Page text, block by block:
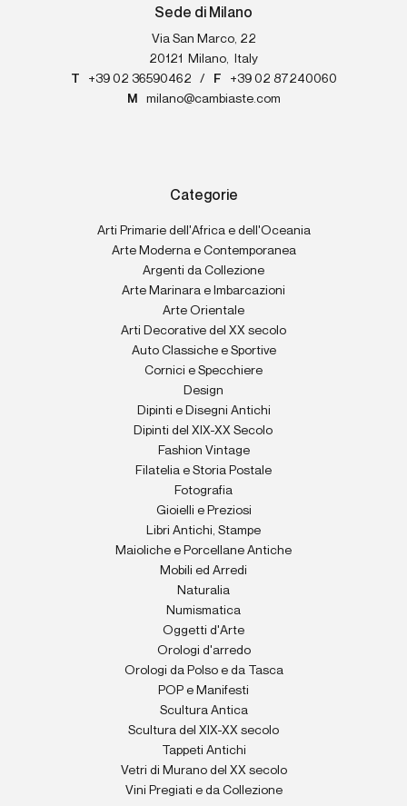
Sede di Milano
Via San Marco, 22
20121
Milano,
Italy
T
+39 02 36590462 / F
+39 02 87240060
M
milano@cambiaste.com
Categorie
Arti Primarie dell'Africa e dell'Oceania
Arte Moderna e Contemporanea
Argenti da Collezione
Arte Marinara e Imbarcazioni
Arte Orientale
Arti Decorative del XX secolo
Auto Classiche e Sportive
Cornici e Specchiere
Design
Dipinti e Disegni Antichi
Dipinti del XIX-XX Secolo
Fashion Vintage
Filatelia e Storia Postale
Fotografia
Gioielli e Preziosi
Libri Antichi, Stampe
Maioliche e Porcellane Antiche
Mobili ed Arredi
Naturalia
Numismatica
Oggetti d'Arte
Orologi d'arredo
Orologi da Polso e da Tasca
POP e Manifesti
Scultura Antica
Scultura del XIX-XX secolo
Tappeti Antichi
Vetri di Murano del XX secolo
Vini Pregiati e da Collezione